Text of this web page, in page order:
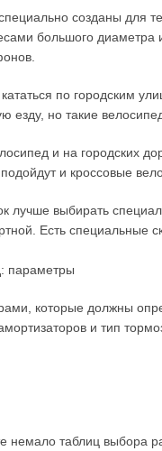
созданы для
большого
по городским
езду, но такие
и на городских
и кроссовые
лучше выбирать
Есть специальные
параметры
которые должны
и тип
немало таблиц выбора